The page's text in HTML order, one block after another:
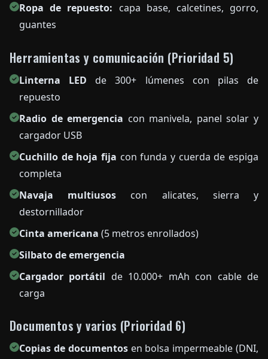
Ropa de repuesto: capa base, calcetines, gorro,
guantes
Herramientas y comunicación (Prioridad 5)
Linterna LED de 300+ lúmenes con pilas de
repuesto
Radio de emergencia con manivela, panel solar y
cargador USB
Cuchillo de hoja fija con funda y cuerda de espiga
completa
Navaja multiusos con alicates, sierra y
destornillador
Cinta americana (5 metros enrollados)
Silbato de emergencia
Cargador portátil de 10.000+ mAh con cable de
carga
Documentos y varios (Prioridad 6)
Copias de documentosen bolsa impermeable (DNI,